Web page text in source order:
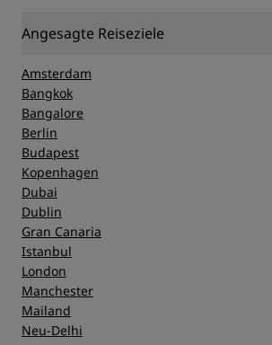
Angesagte Reiseziele
Amsterdam
Bangkok
Bangalore
Berlin
Budapest
Kopenhagen
Dubai
Dublin
Gran Canaria
Istanbul
London
Manchester
Mailand
Neu-Delhi